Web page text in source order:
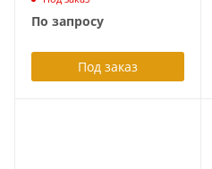
гидрозаполнением
По запросу
Под заказ